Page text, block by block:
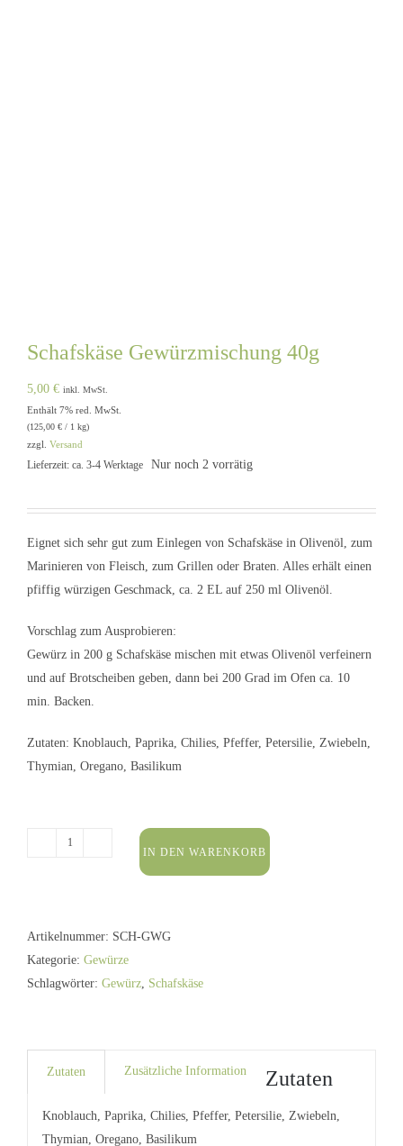
Schafskäse Gewürzmischung 40g
5,00 € inkl. MwSt.
Enthält 7% red. MwSt.
(125,00 € / 1 kg)
zzgl. Versand
Lieferzeit: ca. 3-4 Werktage Nur noch 2 vorrätig
Eignet sich sehr gut zum Einlegen von Schafskäse in Olivenöl, zum
Marinieren von Fleisch, zum Grillen oder Braten. Alles erhält einen
pfiffig würzigen Geschmack, ca. 2 EL auf 250 ml Olivenöl.
Vorschlag zum Ausprobieren:
Gewürz in 200 g Schafskäse mischen mit etwas Olivenöl verfeinern
und auf Brotscheiben geben, dann bei 200 Grad im Ofen ca. 10
min. Backen.
Zutaten: Knoblauch, Paprika, Chilies, Pfeffer, Petersilie, Zwiebeln,
Thymian, Oregano, Basilikum
Gewürzmischung
IN DEN WARENKORB
Artikelnummer: SCH-GWG
Kategorie: Gewürze
Schlagwörter: Gewürz, Schafskäse
Zutaten Zusätzliche Information Zutaten
Knoblauch, Paprika, Chilies, Pfeffer, Petersilie, Zwiebeln,
Thymian, Oregano, Basilikum